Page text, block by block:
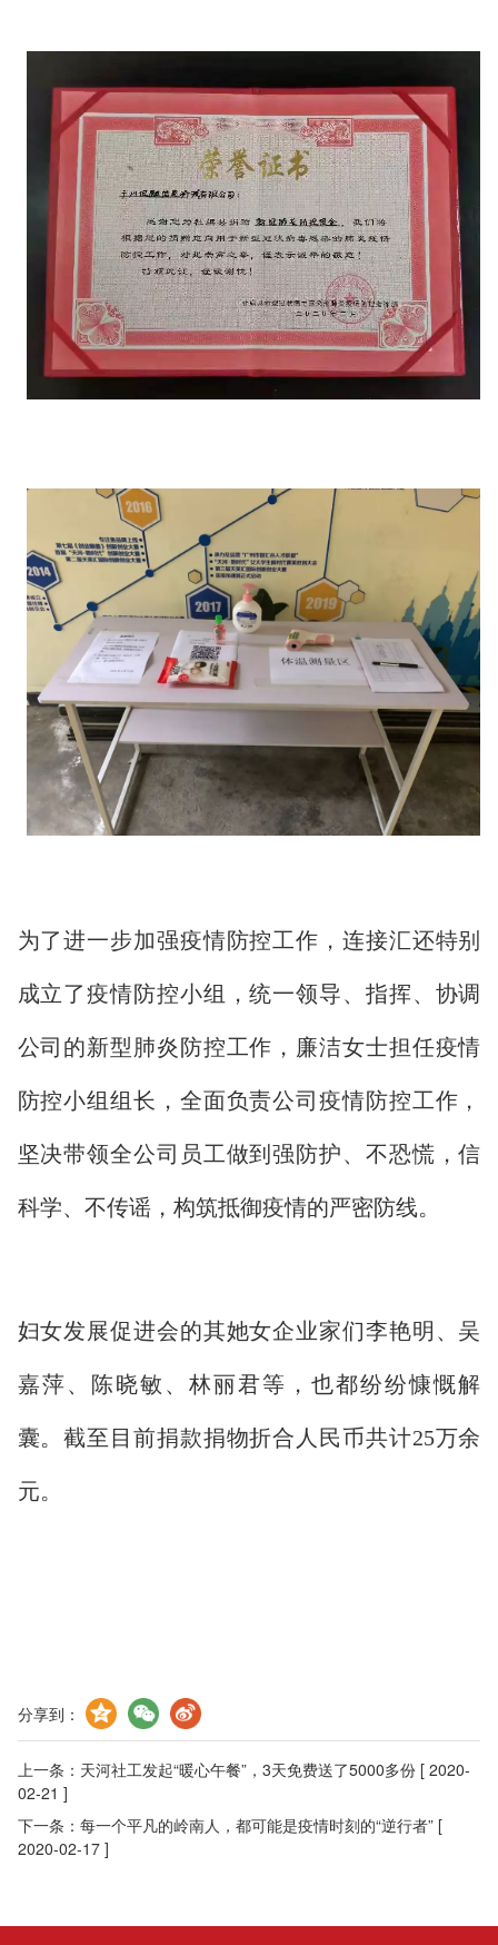
为了进一步加强疫情防控工作，连接汇还特别
成立了疫情防控小组，统一领导、指挥、协调
公司的新型肺炎防控工作，廉洁女士担任疫情
防控小组组长，全面负责公司疫情防控工作，
坚决带领全公司员工做到强防护、不恐慌，信
科学、不传谣，构筑抵御疫情的严密防线。
妇女发展促进会的其她女企业家们李艳明、吴
嘉萍、陈晓敏、林丽君等，也都纷纷慷慨解
囊。截至目前捐款捐物折合人民币共计25万余
元。
分享到：
上一条： 天河社工发起“暖心午餐”，3天免费送了5000多份 [ 2020-
02-21 ]
下一条： 每一个平凡的岭南人，都可能是疫情时刻的“逆行者” [
2020-02-17 ]